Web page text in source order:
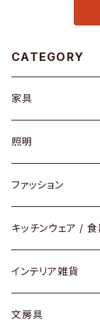
CATEGORY
家具
ソファ / ベンチ
チェア / スツール
ダイニングセット /
ローテーブル / サイ
デスク / コンソール
照明
ペンダントライト
テーブルランプ / デ
フロアライト
ファッション
アクセサリー
リング
ピアス / イヤリング
財布
バッグ
キッチンウェア /
グラス / タンブラー
カップ / マグ
インテリア雑貨
文房具